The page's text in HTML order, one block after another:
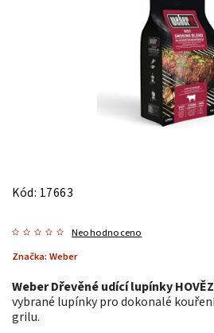
Kód: 17663
Neohodnoceno
Značka: Weber
Weber Dřevěné udící lupínky
vybrané lupínky pro dokonalé
grilu.